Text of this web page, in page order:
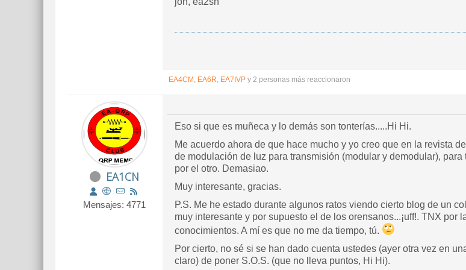
EA4CM , EA6R, EA7IVP y 2 personas más reaccionaron
EA1CN
Mensajes: 4771
Eso si que es muñeca y lo demás son tonterías.....Hi Hi.
Me acuerdo ahora de que hace mucho y yo creo que en la revista
de modulación de luz para transmisión (modular y demodular),
por el otro. Demasiao.
Muy interesante, gracias.
P.S. Me he estado durante algunos ratos viendo cierto blog de un
muy interesante y por supuesto el de los orensanos...¡uff!. TNX
conocimientos. A mí es que no me da tiempo, tú.
Por cierto, no sé si se han dado cuenta ustedes (ayer otra vez en
claro) de poner S.O.S. (que no lleva puntos, Hi Hi).